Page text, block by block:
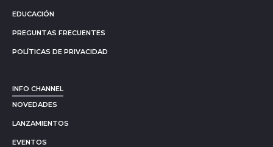
EDUCACIÓN
PREGUNTAS FRECUENTES
POLÍTICAS DE PRIVACIDAD
INFO CHANNEL
NOVEDADES
LANZAMIENTOS
EVENTOS